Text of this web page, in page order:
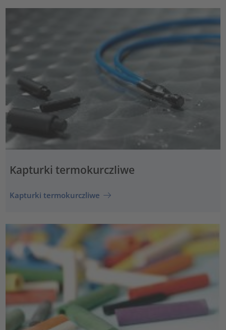
Kapturki termokurczliwe
Kapturki termokurczliwe